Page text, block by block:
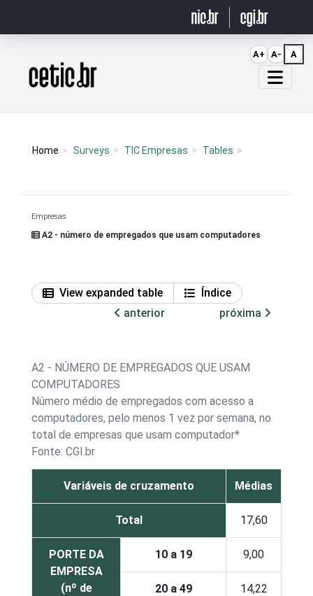
Página inicial
Home Surveys TIC Empresas Tables
Empresas
A2 - número de empregados que usam computadores
View expanded table
Índice
anterior
próxima
A2 - NÚMERO DE EMPREGADOS QUE USAM
COMPUTADORES
Número médio de empregados com acesso a
computadores, pelo menos 1 vez por semana, no
total de empresas que usam computador*
Fonte: CGI.br
Variáveis de cruzamento Médias
Total 17,60
PORTE DA
EMPRESA
(nº de
10 a 19 9,00
20 a 49 14,22
A+ A- A